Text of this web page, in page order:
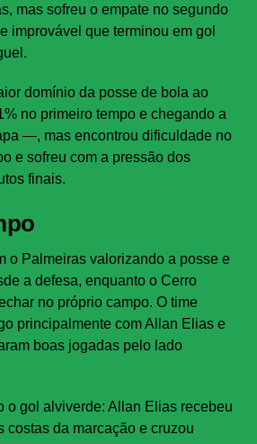
mas sofreu o empate no segundo
improvável que terminou em gol
domínio da posse de bola ao
no primeiro tempo e chegando a
—, mas encontrou dificuldade no
e sofreu com a pressão dos
finais.
o Palmeiras valorizando a posse e
a defesa, enquanto o Cerro
no próprio campo. O time
principalmente com Allan Elias e
boas jogadas pelo lado
o gol alviverde: Allan Elias recebeu
costas da marcação e cruzou